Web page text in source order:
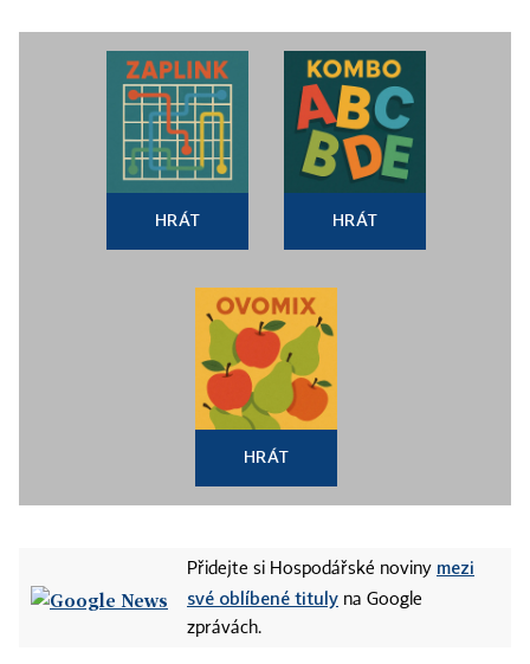
HRÁT HRÁT
HRÁT
Přidejte si Hospodářské noviny mezi
své oblíbené tituly na Google
zprávách.